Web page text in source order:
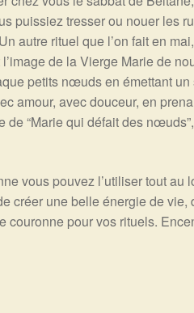
puissiez tresser ou nouer les
autre rituel que l’on fait en
de la Vierge Marie de
petits nœuds en émettant
amour, avec douceur, en
de “Marie qui défait des
vous pouvez l’utiliser tout
créer une belle énergie de vie,
couronne pour vos rituels.